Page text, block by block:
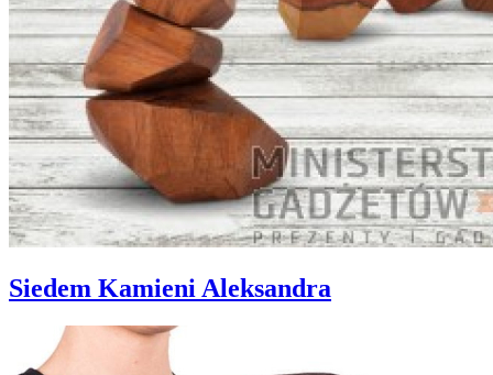
Siedem Kamieni Aleksandra